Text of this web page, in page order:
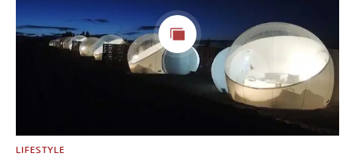
LIFESTYLE